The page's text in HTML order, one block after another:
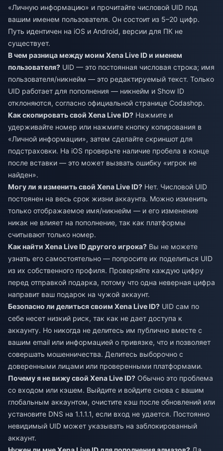
«Личную информацию» и прочитайте числовой UID под
вашим именем пользователя. Он состоит из 5–20 цифр.
Путь идентичен на iOS и Android, версии для ПК не
существует.
В чем разница между моим Xena Live ID и именем
пользователя? UID — это постоянная числовая строка; имя
пользователя/никнейм — это редактируемый текст. Только
UID работает для пополнения — никнейм и Show ID
отклоняются, согласно официальной странице Codashop.
Как скопировать свой Xena Live ID? Нажмите и
удерживайте номер или нажмите кнопку копирования в
«Личной информации», затем сделайте скриншот для
подстраховки. На iOS проверьте наличие пробела в конце
после вставки — это может вызвать ошибку «игрок не
найден».
Могу ли я изменить свой Xena Live ID? Нет. Числовой UID
постоянен на весь срок жизни аккаунта. Можно изменить
только отображаемое имя/никнейм — и его изменение
никак не влияет на пополнение, так как платформы
считывают только номер.
Как найти Xena Live ID другого игрока? Вы не можете
узнать его самостоятельно — попросите их поделиться UID
из их собственного профиля. Проверяйте каждую цифру
перед отправкой подарка, потому что одна неверная цифра
направит ваш подарок на чужой аккаунт.
Безопасно ли делиться своим Xena Live ID? UID сам по
себе несет низкий риск, так как не дает доступа к
аккаунту. Но никогда не делитесь им публично вместе с
вашим email или информацией о привязке, что и позволяет
совершать мошенничества. Делитесь выборочно с
доверенными лицами или проверенными платформами.
Почему я не вижу свой Xena Live ID? Обычно это проблема
со входом или кэшем. Выйдите и войдите снова с вашим
глобальным аккаунтом, очистите кэш после обновлений или
установите DNS на 1.1.1.1, если вход не удается. Постоянно
невидимый UID может указывать на заблокированный
аккаунт.